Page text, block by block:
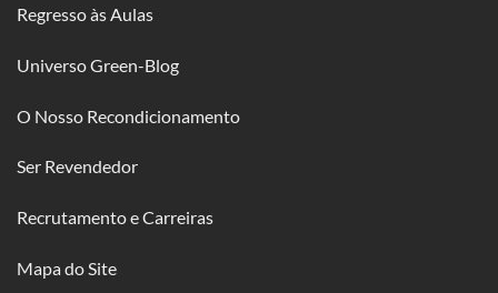
Regresso às Aulas
Universo Green-Blog
O Nosso Recondicionamento
Ser Revendedor
Recrutamento e Carreiras
Mapa do Site